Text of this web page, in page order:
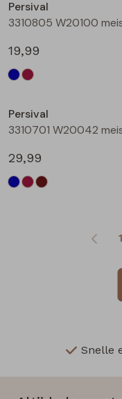
Persival
19,99
Persival
29,99
1
Snelle